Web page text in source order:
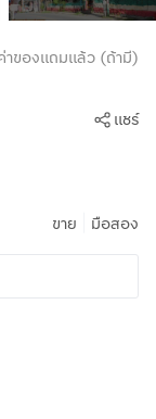
าของแถมแล้ว (ถ้ามี)
แชร์
ขาย มือสอง